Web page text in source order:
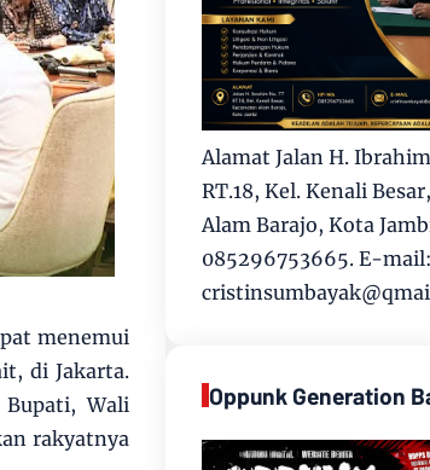
menemui
di Jakarta.
Wali
rakyatnya
Alamat Jalan H.
RT.18, Kel. Kenali
Alam Barajo, Kota
085296753665. E-mail:
Oppunk Generation